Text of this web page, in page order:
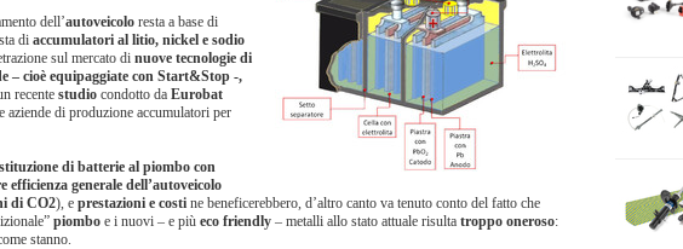
dell’autoveicolo resta a base di
di accumulatori al litio, nickel e sodio
sul mercato di nuove tecnologie di
– cioè equipaggiate con Start&Stop -,
recente studio condotto da Eurobat
aziende di produzione accumulatori per
di batterie al piombo con
efficienza generale dell’autoveicolo
di CO2), e prestazioni e costi ne beneficerebbero, d’altro canto va tenuto conto del fatto che
piombo e i nuovi – e più eco friendly – metalli allo stato attuale risulta troppo oneroso:
stanno.